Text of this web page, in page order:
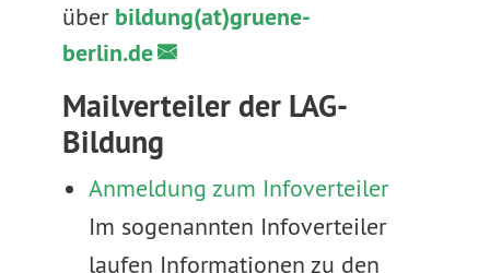
über bildung(at)gruene-
berlin.de
Mailverteiler der LAG-
Bildung
Anmeldung zum Infoverteiler
Im sogenannten Infoverteiler
laufen Informationen zu den